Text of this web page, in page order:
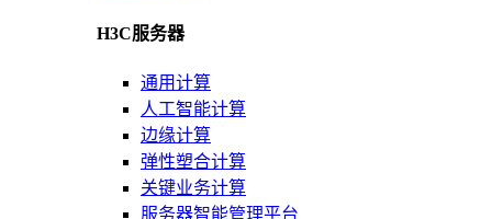
H3C服务器
通用计算
人工智能计算
边缘计算
弹性塑合计算
关键业务计算
服务器智能管理平台